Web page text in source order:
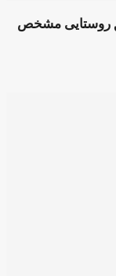
روستایی مشخص